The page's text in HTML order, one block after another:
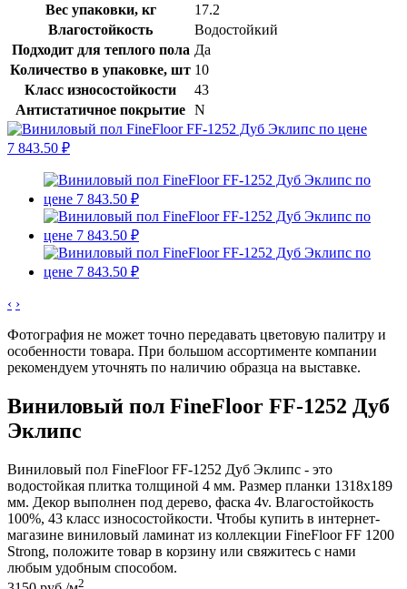
Вес упаковки, кг
17.2
Влагостойкость
Водостойкий
Подходит для теплого пола Да
Количество в упаковке, шт 10
Класс износостойкости
43
Антистатичное покрытие N
‹ ›
Фотография не может точно передавать цветовую палитру и
особенности товара. При большом ассортименте компании
рекомендуем уточнять по наличию образца на выставке.
Виниловый пол FineFloor FF-1252 Дуб
Эклипс
Виниловый пол FineFloor FF-1252 Дуб Эклипс - это
водостойкая плитка толщиной 4 мм. Размер планки 1318x189
мм. Декор выполнен под дерево, фаска 4v. Влагостойкость
100%, 43 класс износостойкости. Чтобы купить в интернет-
магазине виниловый ламинат из коллекции FineFloor FF 1200
Strong, положите товар в корзину или свяжитесь с нами
любым удобным способом.
2